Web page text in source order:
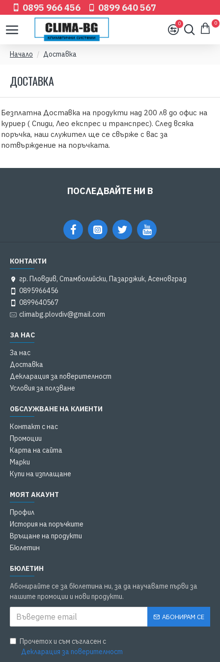
0895 966 456 0899 640 567
0 0
Начало Доставка
ДОСТАВКА
Безплатна Доставка на продукти над 200 лв до офис на
куриер ( Спиди, Лео експрес и транспрес). След всяка
поръчка, наш служител ще се свърже с вас за
потвърждение на поръчката.
ПОСЛЕДВАЙТЕ НИ В
КОНТАКТИ
гр. Пловдив, Стамболийски, Пазарджик, Асеновград
0895966456
0899640567
climabg.plovdiv@gmail.com
ЗА НАС
За нас
Доставка
Декларация за поверителност
Условия за ползване
ОБСЛУЖВАНЕ НА КЛИЕНТИ
Контакт с нас
Промоции
Карта на сайта
Марки
Купи на изплащане
МОЯТ АКАУНТ
Профил
История на поръчките
Връщане на продукти
Бюлетин
БЮЛЕТИН
Абонирайте се за бюлетина ни, за да научавате първи за
нашите промоции и нови продукти.
АБОНИРАМ СЕ
Прочетох и съм съгласен с
Декларация за поверителност